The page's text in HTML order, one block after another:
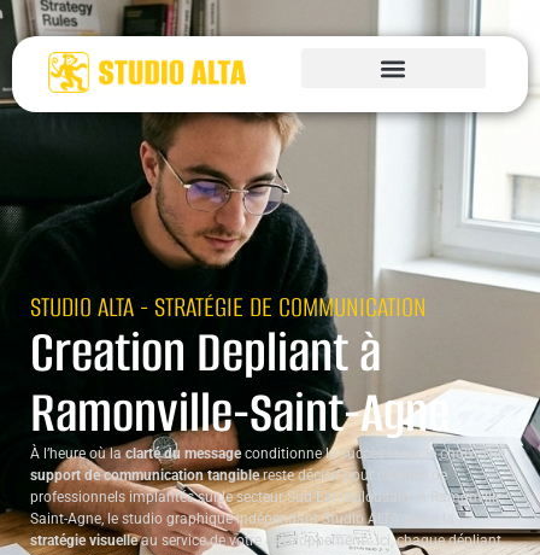
STUDIO ALTA - STRATÉGIE DE COMMUNICATION
Creation Depliant à
Ramonville-Saint-Agne
À l’heure où laclarté du messageconditionne le succès local, le choix d’un
support de communication tangiblereste décisif pour nombre de
professionnels implantés sur le secteur Sud-Est toulousain. À Ramonville-
Saint-Agne, le studio graphique indépendant Studio ALTA place la
stratégie visuelleau service de votre développement : ici, chaque dépliant